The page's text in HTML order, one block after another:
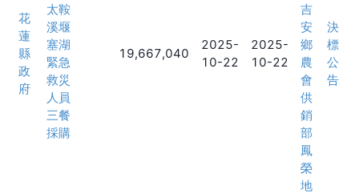
花
蓮
縣
政
府
太鞍
溪堰
塞湖
緊急
救災
人員
三餐
採購
19,667,040
2025-
10-22
2025-
10-22
吉
安
鄉
農
會
供
銷
部
鳳
榮
地
決
標
公
告